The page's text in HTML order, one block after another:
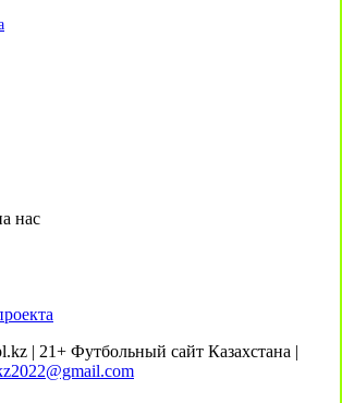
нас
| 21+ Футбольный сайт Казахстана |